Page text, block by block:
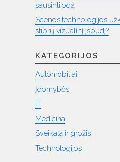
sausinti odą
Scenos technologijos
stiprų vizualinį įspūdį?
KATEGORIJOS
Automobiliai
Įdomybės
IT
Medicina
Sveikata ir grožis
Technologijos